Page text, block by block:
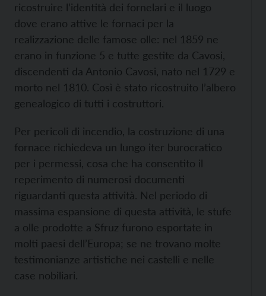
ricostruire l’identità dei fornelari e il luogo
dove erano attive le fornaci per la
realizzazione delle famose olle: nel 1859 ne
erano in funzione 5 e tutte gestite da Cavosi,
discendenti da Antonio Cavosi, nato nel 1729 e
morto nel 1810. Così è stato ricostruito l’albero
genealogico di tutti i costruttori.
Per pericoli di incendio, la costruzione di una
fornace richiedeva un lungo iter burocratico
per i permessi, cosa che ha consentito il
reperimento di numerosi documenti
riguardanti questa attività. Nel periodo di
massima espansione di questa attività, le stufe
a olle prodotte a Sfruz furono esportate in
molti paesi dell’Europa; se ne trovano molte
testimonianze artistiche nei castelli e nelle
case nobiliari.